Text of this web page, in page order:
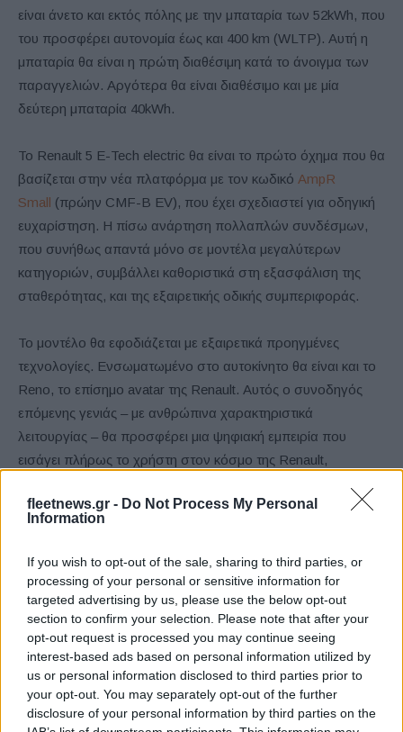
fleetnews.gr - Do Not Process My Personal
Information
If you wish to opt-out of the sale, sharing to third parties, or
processing of your personal or sensitive information for
targeted advertising by us, please use the below opt-out
section to confirm your selection. Please note that after your
opt-out request is processed you may continue seeing
interest-based ads based on personal information utilized by
us or personal information disclosed to third parties prior to
your opt-out. You may separately opt-out of the further
disclosure of your personal information by third parties on the
είναι άνετο και εκτός πόλης με την μπαταρία των 52kWh, που
του προσφέρει αυτονομία έως και 400 km (WLTP). Αυτή η
μπαταρία θα είναι η πρώτη διαθέσιμη κατά το άνοιγμα των
παραγγελιών. Αργότερα θα είναι διαθέσιμο και με μία
δεύτερη μπαταρία 40kWh.
Το Renault 5 E-Tech electric θα είναι το πρώτο όχημα που θα
βασίζεται στην νέα πλατφόρμα με τον κωδικό AmpR
Small (πρώην CMF-B EV), που έχει σχεδιαστεί για οδηγική
ευχαρίστηση. Η πίσω ανάρτηση πολλαπλών συνδέσμων,
που συνήθως απαντά μόνο σε μοντέλα μεγαλύτερων
κατηγοριών, συμβάλλει καθοριστικά στη εξασφάλιση της
σταθερότητας, και της εξαιρετικής οδικής συμπεριφοράς.
Το μοντέλο θα εφοδιάζεται με εξαιρετικά προηγμένες
τεχνολογίες. Ενσωματωμένο στο αυτοκίνητο θα είναι και το
Reno, το επίσημο avatar της Renault. Αυτός ο συνοδηγός
επόμενης γενιάς – με ανθρώπινα χαρακτηριστικά
λειτουργίας – θα προσφέρει μια ψηφιακή εμπειρία που
εισάγει πλήρως το χρήστη στον κόσμο της Renault,
και στη διαβίωση στο εσωτερικό του αυτοκινήτου.
Renault 5 E-Tech electric θα είναι το πρώτο όχημα
παραγωγής που θα διαθέτει τεχνολογία V2G (όχημα σε
δίκτυο). Υποστηριζόμενη από την Mobilize, η τεχνολογία
V2G δίνει τη δυνατότητα στο Renault 5 E-Tech electric να
παρέχει ενέργεια στο δίκτυο. Αυτό το χαρακτηριστικό θα
είναι διαθέσιμο από το 2024, αρχικά στη Γαλλία και τη
Γερμανία και στη συνέχεια το 2025 στην Αγγλία. Αυτή η